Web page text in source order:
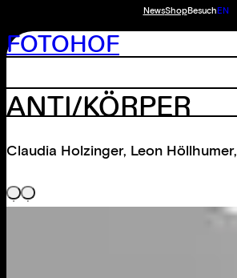
NewsShopBesuchEN
FOTOHOF
ANTI/KÖRPER
Claudia Holzinger, Leon Höllhumer,